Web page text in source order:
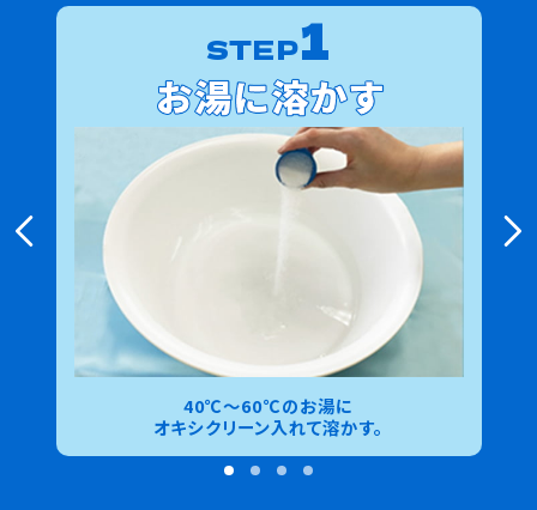
STEP1
40℃～60℃のお湯に
オキシクリーン入れて溶かす。